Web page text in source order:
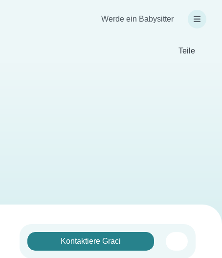
Werde ein Babysitter
Teile
Kontaktiere Graci